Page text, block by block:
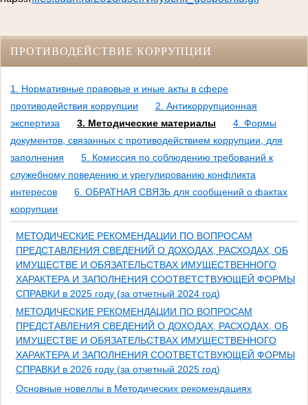
ПРОТИВОДЕЙСТВИЕ КОРРУПЦИИ
1. Нормативные правовые и иные акты в сфере
противодействия коррупции
2. Антикоррупционная
экспертиза
3. Методические материалы
4. Формы
документов, связанных с противодействием коррупции, для
заполнения
5. Комиссия по соблюдению требований к
служебному поведению и урегулированию конфликта
интересов
6. ОБРАТНАЯ СВЯЗЬ для сообщений о фактах
коррупции
МЕТОДИЧЕСКИЕ РЕКОМЕНДАЦИИ ПО ВОПРОСАМ
ПРЕДСТАВЛЕНИЯ СВЕДЕНИЙ О ДОХОДАХ, РАСХОДАХ, ОБ
ИМУЩЕСТВЕ И ОБЯЗАТЕЛЬСТВАХ ИМУЩЕСТВЕННОГО
ХАРАКТЕРА И ЗАПОЛНЕНИЯ СООТВЕТСТВУЮЩЕЙ ФОРМЫ
СПРАВКИ в 2025 году (за отчетный 2024 год)
МЕТОДИЧЕСКИЕ РЕКОМЕНДАЦИИ ПО ВОПРОСАМ
ПРЕДСТАВЛЕНИЯ СВЕДЕНИЙ О ДОХОДАХ, РАСХОДАХ, ОБ
ИМУЩЕСТВЕ И ОБЯЗАТЕЛЬСТВАХ ИМУЩЕСТВЕННОГО
ХАРАКТЕРА И ЗАПОЛНЕНИЯ СООТВЕТСТВУЮЩЕЙ ФОРМЫ
СПРАВКИ в 2026 году (за отчетный 2025 год)
Основные новеллы в Методических рекомендациях